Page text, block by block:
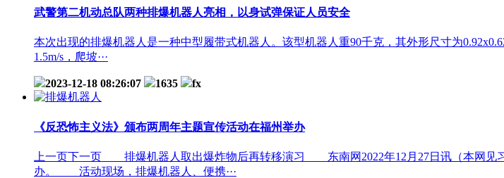
武警第二机动总队两种排爆机器人亮相，以身试弹保证人员安全
本次出现的排爆机器人是一种中型履带式机器人。该型机器人重90千克，其外形尺寸为
1.5m/s，爬坡···
2023-12-18 08:26:07 1635 fx
《反恐怖主义法》颁布两周年主题宣传活动在福州举办
上一页下一页 排爆机器人取出爆炸物后再转移演习 东南网2022年12月27日讯（本网见
办。 活动现场，排爆机器人、便携···